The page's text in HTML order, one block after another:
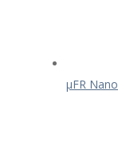
μFR Nano